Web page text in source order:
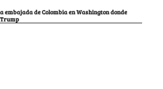
embajada de Colombia en Washington donde